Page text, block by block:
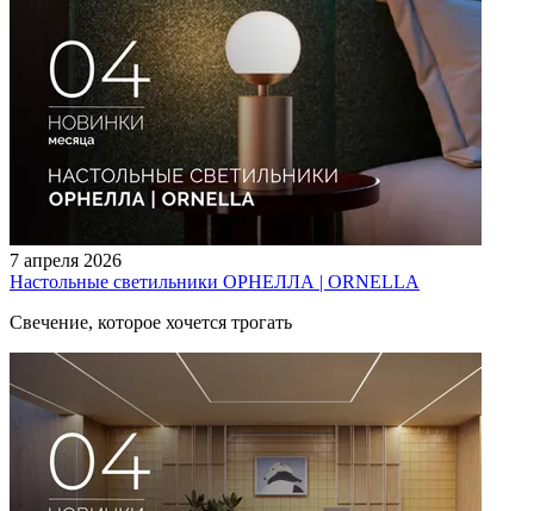
7 апреля 2026
Настольные светильники ОРНЕЛЛА | ORNELLA
Свечение, которое хочется трогать